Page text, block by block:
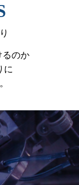
るのか
に